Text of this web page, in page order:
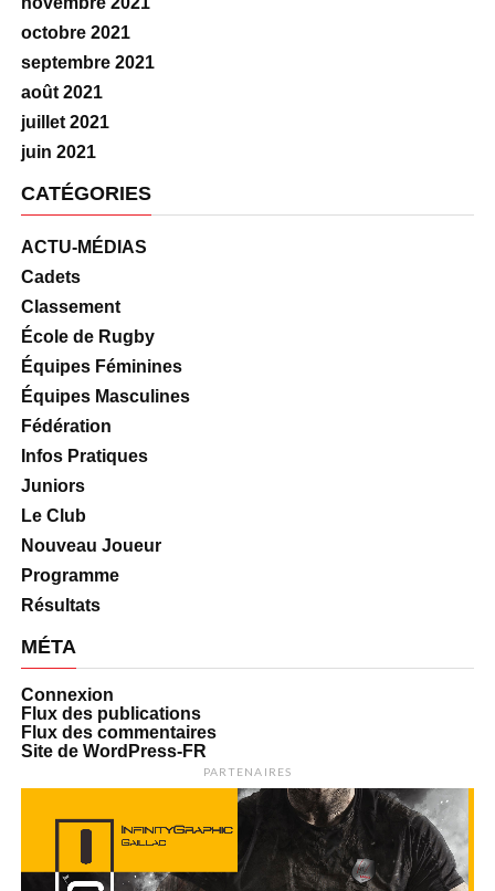
octobre 2021
septembre 2021
août 2021
juillet 2021
juin 2021
CATÉGORIES
ACTU-MÉDIAS
Cadets
Classement
École de Rugby
Équipes Féminines
Équipes Masculines
Fédération
Infos Pratiques
Juniors
Le Club
Nouveau Joueur
Programme
Résultats
MÉTA
Connexion
Flux des publications
Flux des commentaires
Site de WordPress-FR
PARTENAIRES